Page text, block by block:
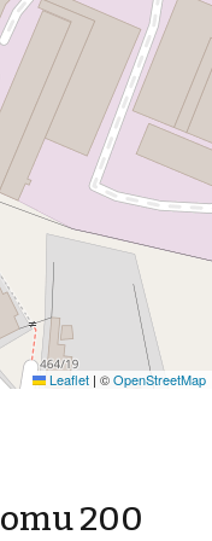
Leaflet | ©OpenStreetMap
200